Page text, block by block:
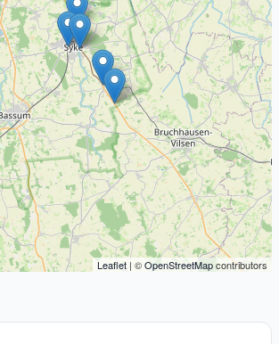
Leaflet | ©OpenStreetMapcontributors